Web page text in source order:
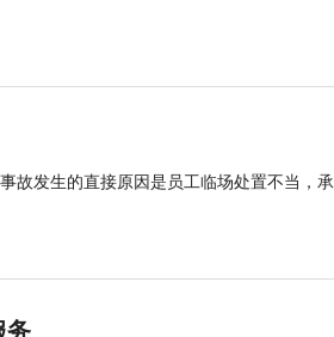
故发生的直接原因是员工临场处置不当，
务